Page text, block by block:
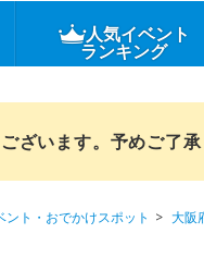
人気イベント
ランキング
ざいます。予めご了承
ト・おでかけスポット
大阪